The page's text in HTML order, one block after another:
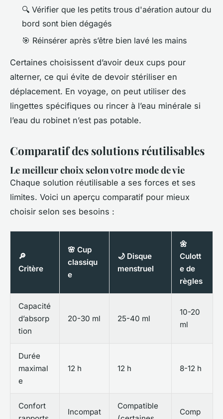
🔍 Vérifier que les petits trous d'aération autour du
bord sont bien dégagés
🎯 Réinsérer après s’être bien lavé les mains
Certaines choisissent d’avoir deux cups pour
alterner, ce qui évite de devoir stériliser en
déplacement. En voyage, on peut utiliser des
lingettes spécifiques ou rincer à l’eau minérale si
l’eau du robinet n’est pas potable.
Comparatif des solutions réutilisables
Le meilleur choix selon votre mode de vie
Chaque solution réutilisable a ses forces et ses
limites. Voici un aperçu comparatif pour mieux
choisir selon ses besoins :
🔎
Critère
🌸 Cup
classiqu
e
🌙 Disque
menstruel
🌼
Culott
e de
règles
Capacité
d’absorp
tion
20-30 ml 25-40 ml
10-20
ml
Durée
maximal
e
12 h 12 h 8-12 h
Confort
Incompat
Compatible
Comp